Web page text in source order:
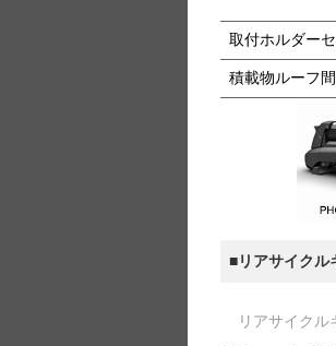
取付ホルダー
積載物ルーフ
■リアサイク
リアサイク